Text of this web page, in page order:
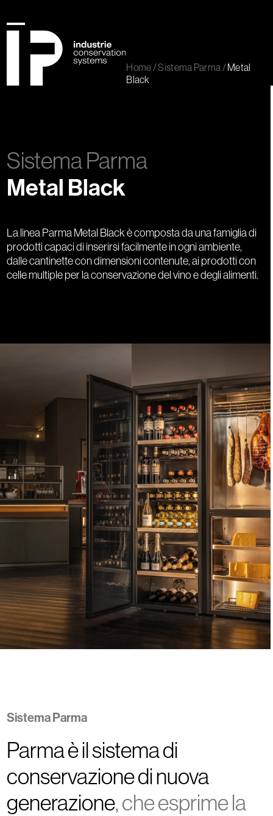
to
content
mobile
mobile
Home /Sistema Parma /Metal
Black
Sistema Parma
Metal Black
La linea Parma Metal Black è composta da una famiglia di
prodotti capaci di inserirsi facilmente in ogni ambiente,
dalle cantinette con dimensioni contenute, ai prodotti con
celle multiple per la conservazione del vino e degli alimenti.
Sistema Parma
Parma è il sistema di
conservazione di nuova
generazione, che esprime la